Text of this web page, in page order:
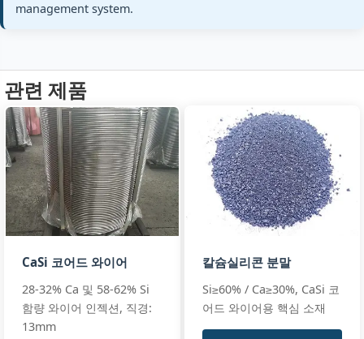
Calcium
Silicon
Barium
CaSiBa28,
CaSiBa30
Ba:
8-12%
Specifications
Steel
Calcium
Manganese
CaSiMn28
Ca:
8-12%
Si:
25-30%
+3 more
Q/BL 005-2023
Custom Specs
management system.
관련 제품
CaSi 코어드 와이어
28-32% Ca 및 58-62% Si
함량 와이어 인젝션, 직경:
13mm
칼슘실리콘 분말
Si≥60% / Ca≥30%, CaSi 코
어드 와이어용 핵심 소재